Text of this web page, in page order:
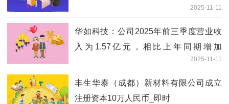
2025-11-11
华如科技：公司2025年前三季度营业收
入为1.57亿元，相比上年同期增加
2025-11-11
丰生华泰（成都）新材料有限公司成立
注册资本10万人民币_即时